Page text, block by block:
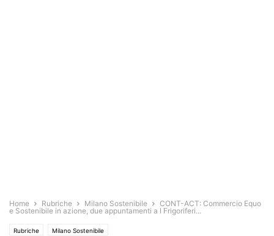
Home Rubriche Milano Sostenibile
CONT-ACT: Commercio Equo
e Sostenibile in azione, due appuntamenti a I Frigoriferi...
Rubriche Milano Sostenibile